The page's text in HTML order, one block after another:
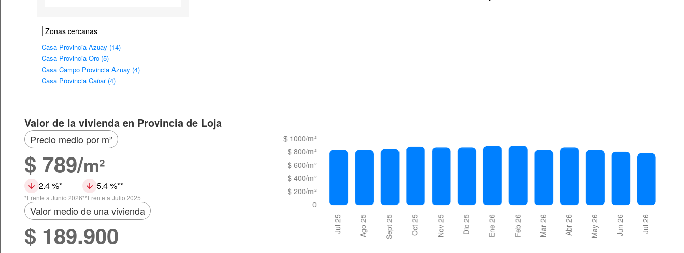
Zonas cercanas
Casa Provincia Azuay (14)
Casa Provincia Oro (5)
Casa Campo Provincia Azuay (4)
Casa Provincia Cañar (4)
Valor de la vivienda en Provincia de Loja
Precio medio por m²
$ 789/m²
2.4 %
Frente a Junio 2026
5.4 %
Frente a Julio 2025
Valor medio de una vivienda
$ 189.900